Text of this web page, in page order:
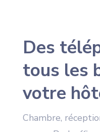
Des
tous les
votre
Chambre,